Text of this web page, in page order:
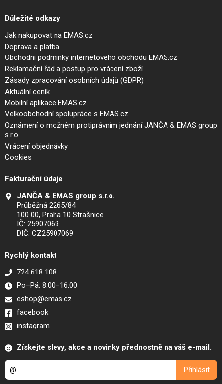
Důležité odkazy
Jak nakupovat na EMAS.cz
Doprava a platba
Obchodní podmínky internetového obchodu EMAS.cz
Reklamační řád a postup pro vrácení zboží
Zásady zpracování osobních údajů (GDPR)
Aktuální ceník
Mobilní aplikace EMAS.cz
Velkoobchodní spolupráce s EMAS.cz
Oznámení o možném protiprávním jednání JANČA & EMAS group
s.r.o.
Vrácení objednávky
Cookies
Fakturační údaje
JANČA & EMAS group s.r.o.
Průběžná 2265/84
100 00, Praha 10 Strašnice
IČ: 25907069
DIČ: CZ25907069
Rychlý kontakt
724 618 108
Po–Pá: 8.00–16.00
eshop@emas.cz
facebook
instagram
Získejte slevy, akce a novinky přednostně na váš e-mail.